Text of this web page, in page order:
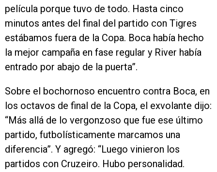
película porque tuvo de todo. Hasta cinco
minutos antes del final del partido con Tigres
estábamos fuera de la Copa. Boca había hecho
la mejor campaña en fase regular y River había
entrado por abajo de la puerta”.
Sobre el bochornoso encuentro contra Boca, en
los octavos de final de la Copa, el exvolante dijo:
“Más allá de lo vergonzoso que fue ese último
partido, futbolísticamente marcamos una
diferencia”. Y agregó: “Luego vinieron los
partidos con Cruzeiro. Hubo personalidad.